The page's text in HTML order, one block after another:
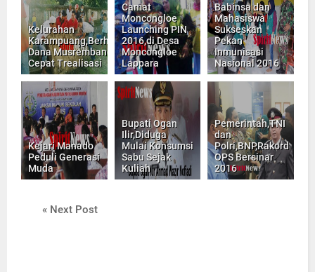
Kelurahan
Karampuang,Berharap
Dana Musrembang
Cepat Trealisasi
Camat
Moncongloe
Launching PIN
2016,di Desa
Moncongloe
Lappara
Babinsa dan
Mahasiswa
Sukseskan
Pekan
Inmunisasi
Nasional 2016
Kejari Manado
Peduli Generasi
Muda
Bupati Ogan
Ilir,Diduga
Mulai Konsumsi
Sabu Sejak
Kuliah
Pemerintah,TNI
dan
Polri,BNP,Rakord
OPS Bersinar
2016
« Next Post